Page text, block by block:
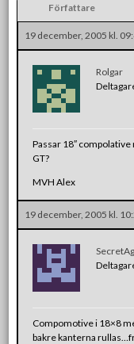
Författare
19 december, 2005 kl.
Rolgar
Passar 18″ compolative
GT?
MVH Alex
19 december, 2005 kl.
Compomotive i 18×8
bakre kanterna